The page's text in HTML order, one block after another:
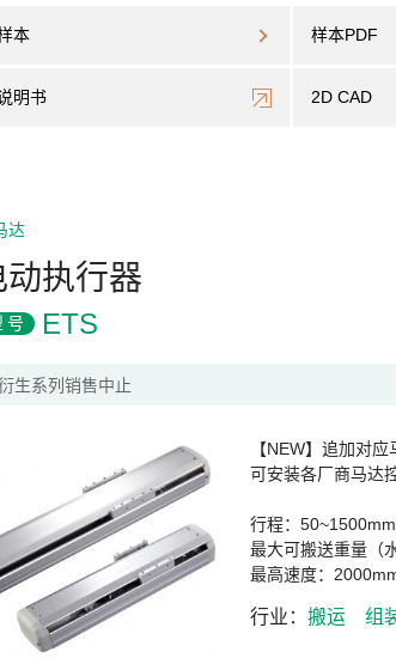
本 样本PDF
明书 2D CAD
达
动执行器
号 ETS
生系列销售中止
【NEW】追加对
可安装各厂商马达
行程：50~1500mm
最大可搬送重量（
最高速度：
行业 搬运 组